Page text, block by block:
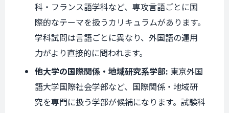
科・フランス語学科など、専攻言語ごとに国
際的なテーマを扱うカリキュラムがあります。
学科試問は言語ごとに異なり、外国語の運用
力がより直接的に問われます。
他大学の国際関係・地域研究系学部: 東京外国
語大学国際社会学部など、国際関係・地域研
究を専門に扱う学部が候補になります。試験科